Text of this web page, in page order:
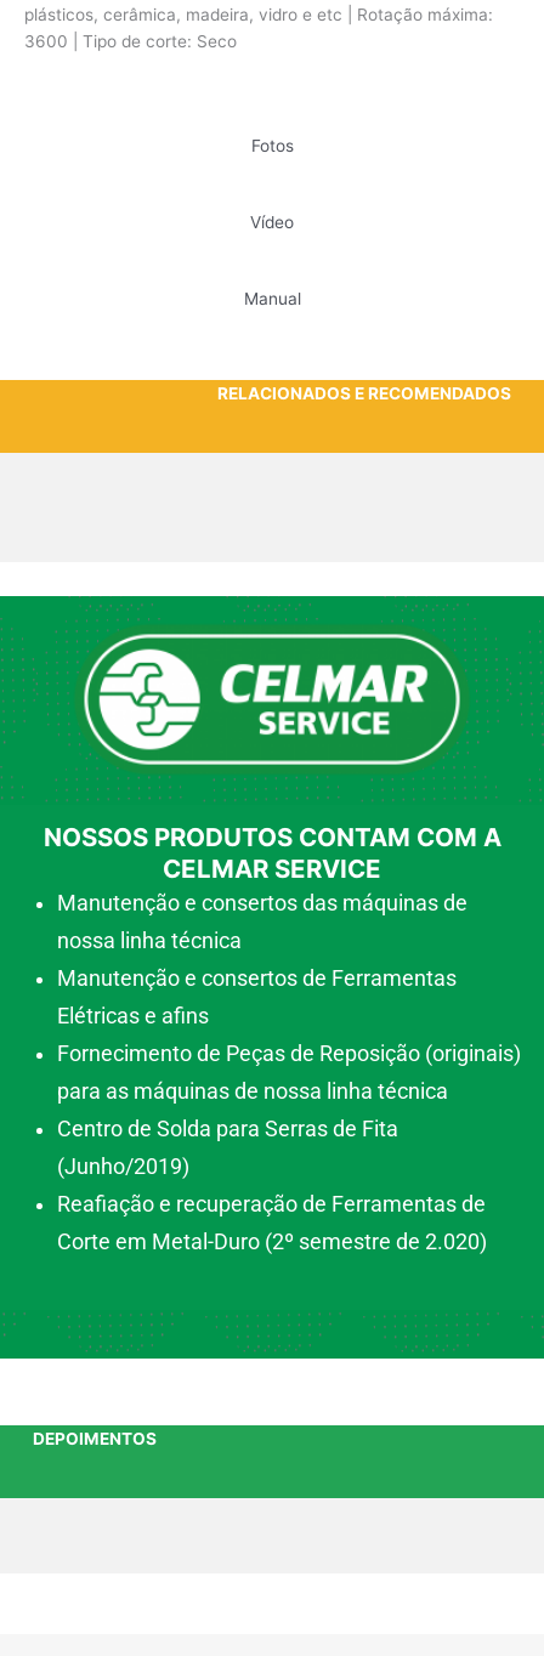
Fotos
Vídeo
Manual
plásticos, cerâmica, madeira, vidro e etc | Rotação máxima:
3600 | Tipo de corte: Seco
RELACIONADOS E RECOMENDADOS
NOSSOS PRODUTOS CONTAM COM A
CELMAR SERVICE
Manutenção e consertos das máquinas de
nossa linha técnica
Manutenção e consertos de Ferramentas
Elétricas e afins
Fornecimento de Peças de Reposição (originais)
para as máquinas de nossa linha técnica
Centro de Solda para Serras de Fita
(Junho/2019)
Reafiação e recuperação de Ferramentas de
Corte em Metal-Duro (2º semestre de 2.020)
DEPOIMENTOS